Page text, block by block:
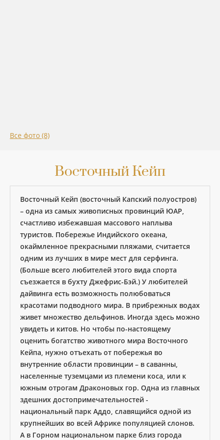
Все фото (8)
Восточный Кейп
Восточный Кейп (восточный Капский полуостров)
– одна из самых живописных провинций ЮАР,
счастливо избежавшая массового наплыва
туристов. Побережье Индийского океана,
окаймленное прекрасными пляжами, считается
одним из лучших в мире мест для серфинга.
(Больше всего любителей этого вида спорта
съезжается в бухту Джефрис-Бэй.) У любителей
дайвинга есть возможность полюбоваться
красотами подводного мира. В прибрежных водах
живет множество дельфинов. Иногда здесь можно
увидеть и китов. Но чтобы по-настоящему
оценить богатство животного мира Восточного
Кейпа, нужно отъехать от побережья во
внутренние области провинции – в саванны,
населенные туземцами из племени коса, или к
южным отрогам Драконовых гор. Одна из главных
здешних достопримечательностей -
национальный парк Аддо, славящийся одной из
крупнейших во всей Африке популяцией слонов.
А в Горном национальном парке близ города